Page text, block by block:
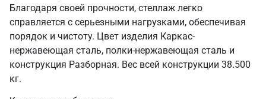
Благодаря своей прочности, стеллаж легко
справляется с серьезными нагрузками, обеспечивая
порядок и чистоту. Цвет изделия Каркас-
нержавеющая сталь, полки-нержавеющая сталь и
конструкция Разборная. Вес всей конструкции 38.500
кг.